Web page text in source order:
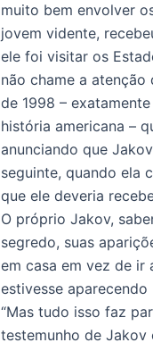
muito bem envolver
jovem vidente,
ele foi visitar os
não chame a atenção
de 1998 –
história americana –
anunciando que
seguinte, quando ela
que ele deveria
O próprio Jakov,
segredo, suas
em casa em vez de ir
estivesse aparecendo
“Mas tudo isso faz
testemunho de Jakov